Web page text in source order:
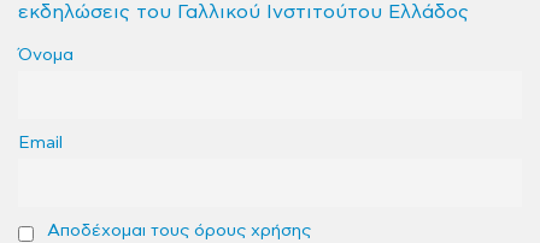
εκδηλώσεις του Γαλλικού Ινστιτούτου Ελλάδος
Όνομα
Email
Αποδέχομαι τους όρους χρήσης